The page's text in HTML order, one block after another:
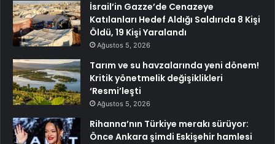
İsrail’in Gazze’de Cenazeye
Katılanları Hedef Aldığı Saldırıda 8 Kişi
Öldü, 19 Kişi Yaralandı
Ağustos 5, 2026
Tarım ve su havzalarında yeni dönem!
Kritik yönetmelik değişiklikleri
‘Resmi’leşti
Ağustos 5, 2026
Rihanna’nın Türkiye merakı sürüyor:
Önce Ankara şimdi Eskişehir hamlesi